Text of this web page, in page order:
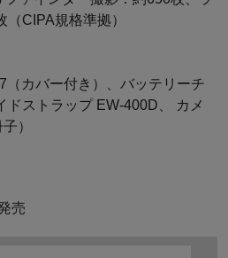
CIPA規格準拠）
（カバー付き）、バッテリーチ
ドストラップ EW-400D、 カメ
）
売